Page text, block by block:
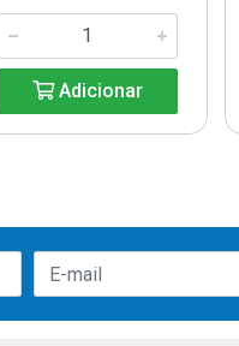
Adicionar